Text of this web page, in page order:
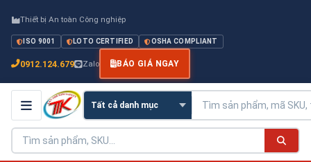
Thiết bị An toàn Công nghiệp
ISO 9001 LOTO CERTIFIED OSHA COMPLIANT
0912.124.679 Zalo BÁO GIÁ NGAY